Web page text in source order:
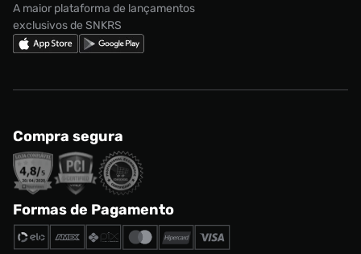
A maior plataforma de lançamentos
exclusivos de SNKRS
Compra segura
Formas de Pagamento